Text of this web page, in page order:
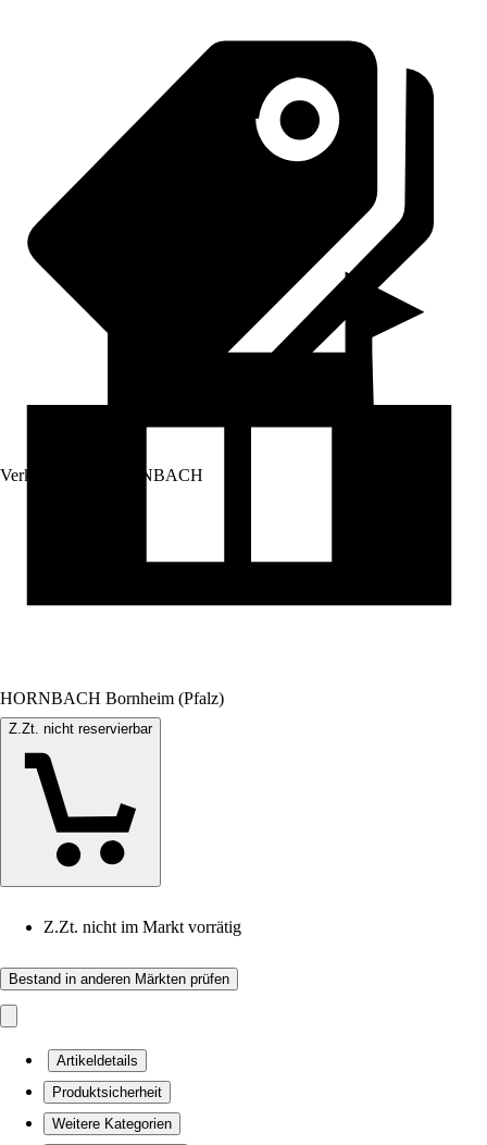
Verkauf durch: HORNBACH
HORNBACH Bornheim (Pfalz)
Z.Zt. nicht reservierbar
Z.Zt. nicht im Markt vorrätig
Bestand in anderen Märkten prüfen
Artikeldetails
Produktsicherheit
Weitere Kategorien